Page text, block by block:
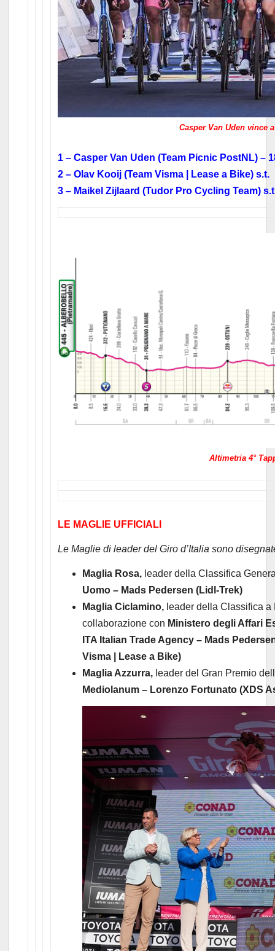
Casper Van Uden vince
1 – Casper Van Uden (Team Picnic PostNL) –
2 – Olav Kooij (Team Visma | Lease a Bike) s.t.
3 – Maikel Zijlaard (Tudor Pro Cycling Team)
Altimetria 4°
LE MAGLIE UFFICIALI
Le Maglie di leader del Giro d’Italia sono
Maglia Rosa, leader della Classifica
Uomo – Mads Pedersen (Lidl-Trek)
Maglia Ciclamino,leader della Classifica a
collaborazione con Ministero degli Affari
ITA Italian Trade Agency – Mads
Visma | Lease a Bike)
Maglia Azzurra,leader del Gran Premio
Mediolanum – Lorenzo Fortunato (XDS